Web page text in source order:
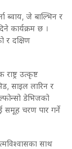
ब्वाय, जे बाल्भिन र
कार्यक्रम छ ।
र दक्षिण
उत्कृष्ट
साइल लारिन र
डेभिजको
समूह चरण पार गर्ने
साथ